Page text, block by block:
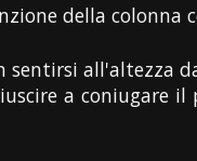
della colonna
sentirsi all'altezza
a coniugare